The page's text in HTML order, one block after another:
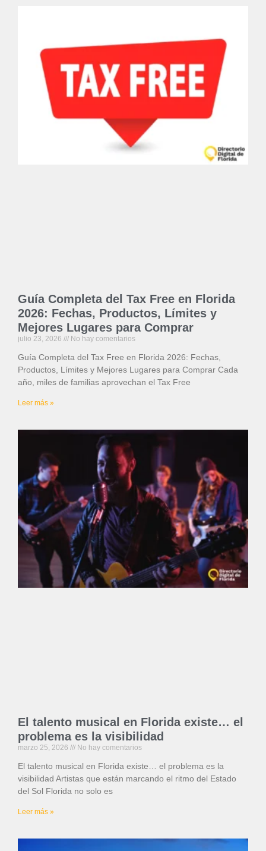
Guía Completa del Tax Free en Florida
2026: Fechas, Productos, Límites y
Mejores Lugares para Comprar
julio 23, 2026 No hay comentarios
Guía Completa del Tax Free en Florida 2026: Fechas,
Productos, Límites y Mejores Lugares para Comprar Cada
año, miles de familias aprovechan el Tax Free
Leer más »
El talento musical en Florida existe… el
problema es la visibilidad
marzo 25, 2026 No hay comentarios
El talento musical en Florida existe… el problema es la
visibilidad Artistas que están marcando el ritmo del Estado
del Sol Florida no solo es
Leer más »